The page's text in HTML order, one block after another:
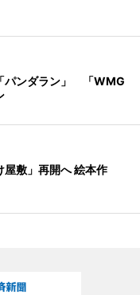
パンダラン」 「WMG
敷」再開へ 絵本作